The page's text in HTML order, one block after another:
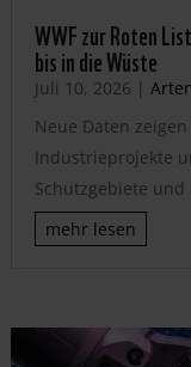
WWF zur Roten
bis in die Wüste
Juli 10, 2026 |
Neue Daten
Industrieprojekte
Schutzgebiete
mehr lesen